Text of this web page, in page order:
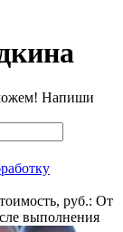
Напиши
руб.: От
выполнения